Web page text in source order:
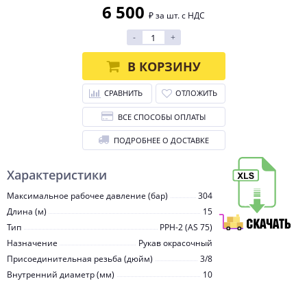
Характеристики
Максимальное рабочее давление (бар)
304
Длина (м)
15
Тип
PPH-2 (AS 75)
Назначение
Рукав окрасочный
Присоединительная резьба (дюйм)
3/8
Внутренний диаметр (мм)
10
6 500 ₽ за шт. с НДС
-
+
В КОРЗИНУ
СРАВНИТЬ ОТЛОЖИТЬ
ВСЕ СПОСОБЫ ОПЛАТЫ
ПОДРОБНЕЕ О ДОСТАВКЕ